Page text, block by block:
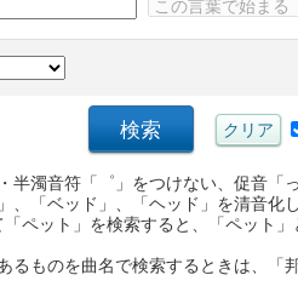
半濁音符「゜」をつけない、促音「
、「ベッド」、「ヘッド」を清音化
ペット」を検索すると、「ペット
るものを曲名で検索するときは、「